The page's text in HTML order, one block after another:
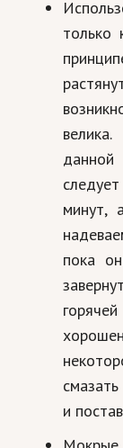
только
минут,
пока
и